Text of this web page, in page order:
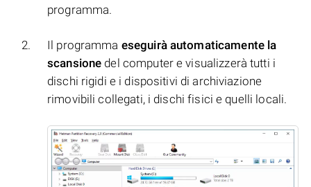
programma.
Il programma eseguirà automaticamente la
scansione del computer e visualizzerà tutti i
dischi rigidi e i dispositivi di archiviazione
rimovibili collegati, i dischi fisici e quelli locali.